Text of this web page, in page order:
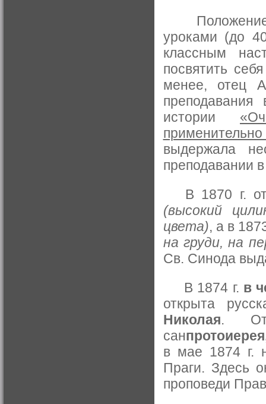
Положение
уроками (до
классным
посвятить
менее, отец
истории
выдержала
преподавании
В 1870 г.
(высокий
цвета), а в
на груди, на
Св. Синода
В 1874 г. в
открыта
Николая.
сан
в мае 1874 г.
Праги. Здесь
проповеди